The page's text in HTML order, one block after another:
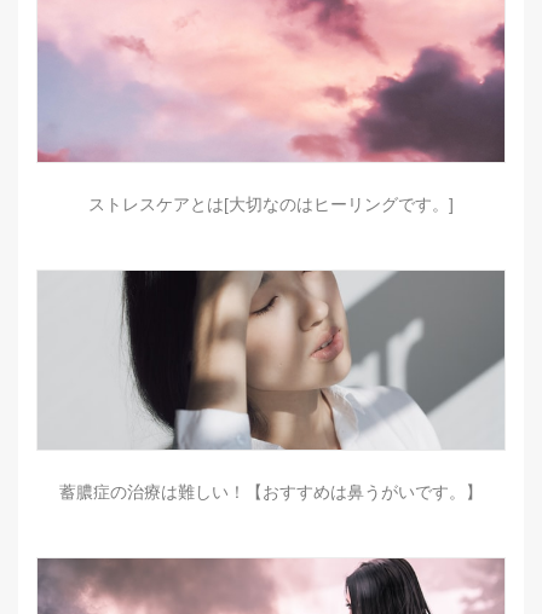
ストレスケアとは[大切なのはヒーリングです。]
蓄膿症の治療は難しい！【おすすめは鼻うがいです。】